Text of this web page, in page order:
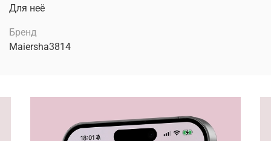
Для неё
Бренд
Maiersha3814